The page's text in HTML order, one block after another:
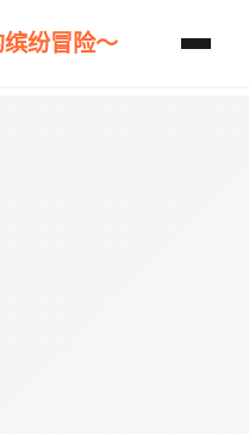
纷冒险～